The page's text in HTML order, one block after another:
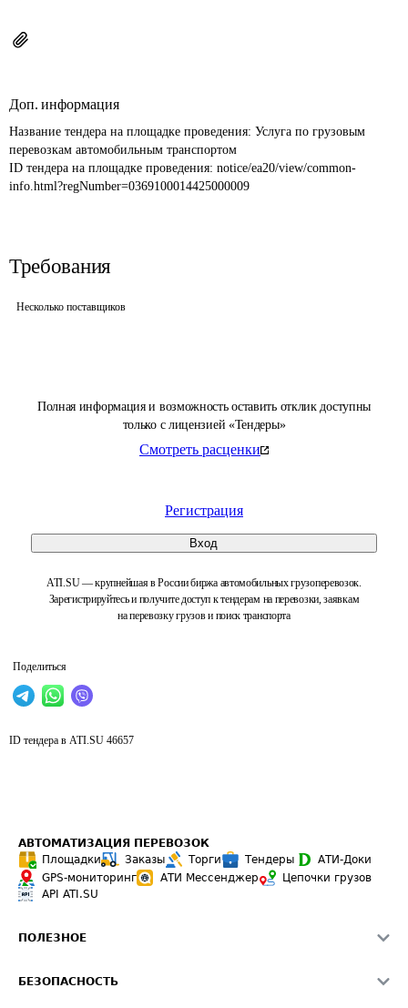
Полная информация и возможность оставить отклик доступны
только с лицензией «Тендеры»
Смотреть расценки
Регистрация
Вход
ATI.SU — крупнейшая в России биржа автомобильных грузоперевозок.
Зарегистрируйтесь и получите доступ к тендерам на перевозки, заявкам
на перевозку грузов и поиск транспорта
Поделиться
Доп. информация
Название тендера на площадке проведения: Услуга по грузовым
перевозкам автомобильным транспортом
ID тендера на площадке проведения: notice/ea20/view/common-
info.html?regNumber=0369100014425000009
Требования
Несколько поставщиков
ID тендера в ATI.SU 46657
АВТОМАТИЗАЦИЯ ПЕРЕВОЗОК
Площадки
Заказы Торги Тендеры
АТИ-Доки
GPS-мониторинг
АТИ Мессенджер
Цепочки грузов
API ATI.SU
ПОЛЕЗНОЕ
БЕЗОПАСНОСТЬ